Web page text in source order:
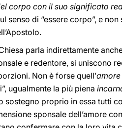
corpo con il suo significato
di “essere corpo”, e non
parla indirettamente
e redentore, si uniscono
Non è forse quell’amore
ugualmente la più piena
sostegno proprio in essa tutti
sponsale dell’amore